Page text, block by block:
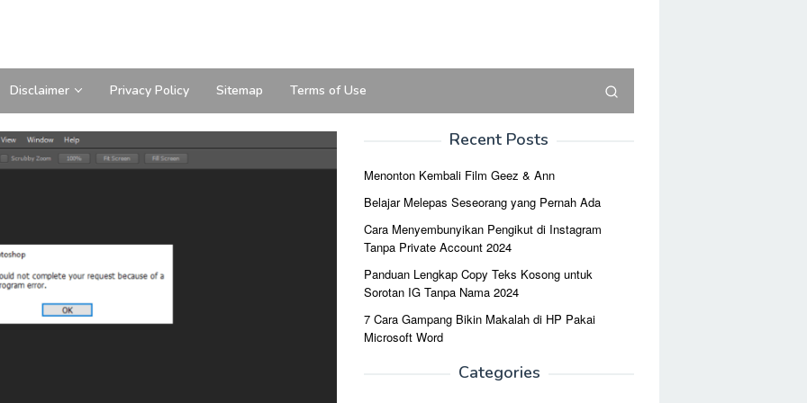
Disclaimer Privacy Policy Sitemap Terms of Use
Recent Posts
Menonton Kembali Film Geez & Ann
Belajar Melepas Seseorang yang Pernah Ada
Cara Menyembunyikan Pengikut di Instagram
Tanpa Private Account 2024
Panduan Lengkap Copy Teks Kosong untuk
Sorotan IG Tanpa Nama 2024
7 Cara Gampang Bikin Makalah di HP Pakai
Microsoft Word
Categories